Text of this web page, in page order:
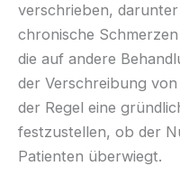
verschrieben,
chronische
die auf andere
der Verschreibung
der Regel eine
festzustellen, ob der
Patienten überwiegt.